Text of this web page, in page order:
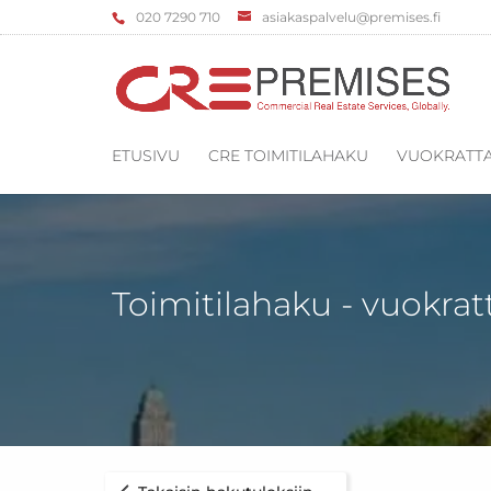
‌020 7290 710 asiakaspalvelu@premises.fi
ETUSIVU CRE TOIMITILAHAKU
Toimitilahaku -